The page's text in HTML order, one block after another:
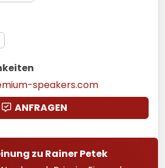
speakers.com
ANFRAGEN
zu Rainer Petek